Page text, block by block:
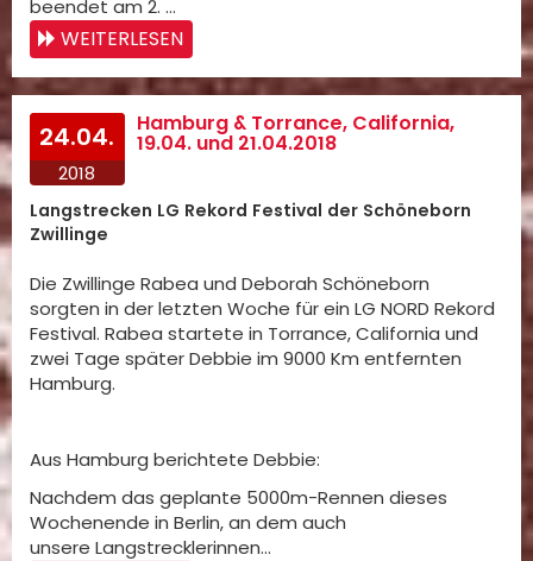
beendet am 2. …
WEITERLESEN
24.04.
2018
Hamburg & Torrance, California,
19.04. und 21.04.2018
Langstrecken LG Rekord Festival der Schöneborn
Zwillinge
Die Zwillinge Rabea und Deborah Schöneborn
sorgten in der letzten Woche für ein LG NORD Rekord
Festival. Rabea startete in Torrance, California und
zwei Tage später Debbie im 9000 Km entfernten
Hamburg.
Aus Hamburg berichtete Debbie:
Nachdem das geplante 5000m-Rennen dieses
Wochenende in Berlin, an dem auch
unsere Langstrecklerinnen…